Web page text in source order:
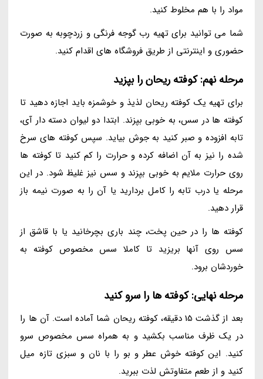
مواد را با هم مخلوط کنید.
شما می توانید برای تهیه رب گوجه فرنگی و زردچوبه به صورت
حضوری و اینترنتی از طریق فروشگاه های اقدام کنید.
مرحله نهم: کوفته ریحان را بپزید
برای تهیه یک کوفته ریحان لذیذ و خوشمزه باید اجازه دهید تا
کوفته ها در سس، به خوبی بپزند. ابتدا دو لیوان دسته دار آی،
تابه افزوده و صبر کنید به جوش بیاید. سپس کوفته های سرخ
شده را نیز به آن اضافه کرده و حرارت را کم کنید تا کوفته ها
روی حرارت ملایم به خوبی بپزند و سس نیز غلیظ شود. در این
مرحله یا درب تابه را کامل بردارید یا آن را به صورت نیمه باز
قرار دهید.
کوفته ها را در حین پخت، چند باری بچرخانید یا با قاشق از
سس روی آنها بریزید تا کاملا سس مخصوص کوفته به
خوردشان برود.
مرحله نهایی: کوفته ها را سرو کنید
بعد از گذشت 15 دقیقه، کوفته ریحان شما آماده است. آن ها را
در یک ظرف مناسب بکشید و به همراه سس مخصوص سرو
کنید. این کوفته خوش عطر و بو را با نان و سبزی تازه میل
کنید و از طعم متفاوتش لذت ببرید.